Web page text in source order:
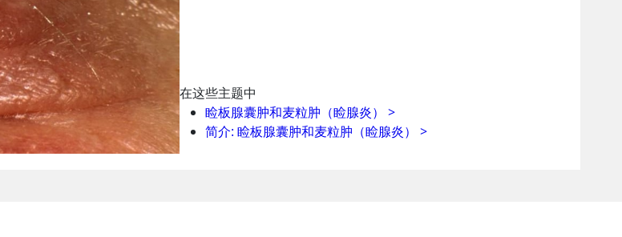
在这些主题中
睑板腺囊肿和麦粒肿（睑腺炎）
>
简介: 睑板腺囊肿和麦粒肿（睑腺炎）
>